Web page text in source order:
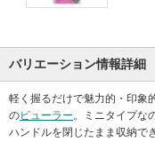
バリエーション情報詳細
軽く握るだけで魅力的・印象
のビューラー。ミニタイプな
ハンドルを閉じたまま収納で